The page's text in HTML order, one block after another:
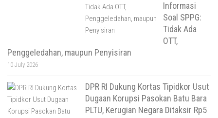
Informasi
Soal SPPG:
Tidak Ada
OTT,
Penggeledahan, maupun Penyisiran
10 July 2026
DPR RI Dukung Kortas Tipidkor Usut
Dugaan Korupsi Pasokan Batu Bara
PLTU, Kerugian Negara Ditaksir Rp5